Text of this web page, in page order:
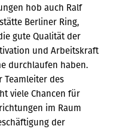
hob auch Ralf
Berliner Ring,
gute Qualität der
und Arbeitskraft
durchlaufen haben.
Teamleiter des
viele Chancen für
im Raum
der